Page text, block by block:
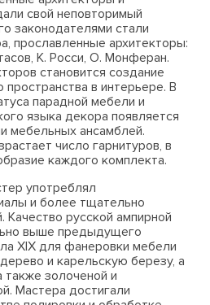
свой неповторимый
законодателями стали
прославленные архитекторы:
К. Росси, О. Монферан.
становится создание
пространства в интерьере. В
парадной мебели и
языка декора появляется
мебельных ансамблей.
число гарнитуров, в
каждого комплекта.
употреблял
и более тщательно
Качество русской ампирной
выше предыдущего
XIX для фанеровки мебели
и карельскую березу, а
также золоченой и
Мастера достигали